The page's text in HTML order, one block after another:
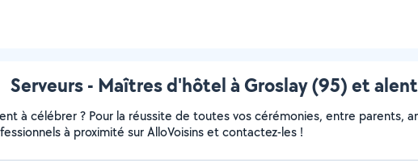
Serveurs - Maîtres d'hôtel à Groslay (95) et
à célébrer ? Pour la réussite de toutes vos cérémonies, entre parents,
à proximité sur AlloVoisins et contactez-les !